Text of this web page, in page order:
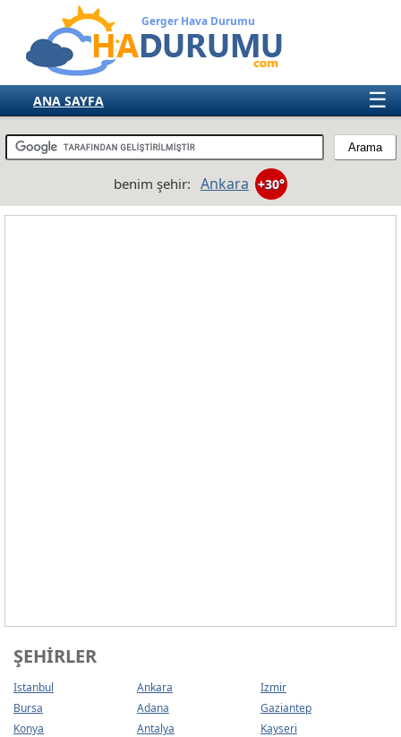
Gerger Hava Durumu
☰
ANA SAYFA
TÜRKİYE
AVRUPA
benim şehir: Ankara +30°
ŞEHIRLER
Istanbul Ankara
Izmir
Bursa
Adana
Gaziantep
Konya
Antalya
Kayseri